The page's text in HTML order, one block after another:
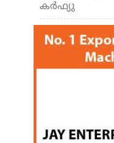
കര്‍ഫ്യു